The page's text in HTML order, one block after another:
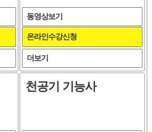
더보기
온라인수강신청
동영상보기
천공기 기능사